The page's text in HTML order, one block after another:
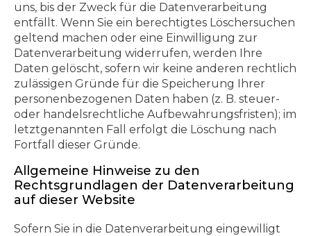
uns, bis der Zweck für die Datenverarbeitung
entfällt. Wenn Sie ein berechtigtes Löschersuchen
geltend machen oder eine Einwilligung zur
Datenverarbeitung widerrufen, werden Ihre
Daten gelöscht, sofern wir keine anderen rechtlich
zulässigen Gründe für die Speicherung Ihrer
personenbezogenen Daten haben (z. B. steuer-
oder handelsrechtliche Aufbewahrungsfristen); im
letztgenannten Fall erfolgt die Löschung nach
Fortfall dieser Gründe.
Allgemeine Hinweise zu den
Rechtsgrundlagen der Datenverarbeitung
auf dieser Website
Sofern Sie in die Datenverarbeitung eingewilligt